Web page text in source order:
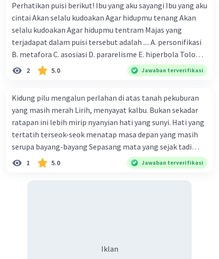
Perhatikan puisi berikut! Ibu yang aku sayangi Ibu yang aku
cintai Akan selalu kudoakan Agar hidupmu tenang Akan
selalu kudoakan Agar hidupmu tentram Majas yang
terjadapat dalam puisi tersebut adalah .... A. personifikasi
B. metafora C. asosiasi D. pararelisme E. hiperbola Tolong
sertakan penjelasannya 🙏🏻
2 5.0 Jawaban terverifikasi
Kidung pilu mengalun perlahan di atas tanah pekuburan
yang masih merah Lirih, menyayat kalbu. Bukan sekadar
ratapan ini lebih mirip nyanyian hati yang sunyi. Hati yang
tertatih terseok-seok menatap masa depan yang masih
serupa bayang-bayang Sepasang mata yang sejak tadi
berlindung di balik Majas yang dominan dalam kutipan
cerpen di atas adalah..... A. ironi B. metafora C.
1 5.0 Jawaban terverifikasi
Iklan